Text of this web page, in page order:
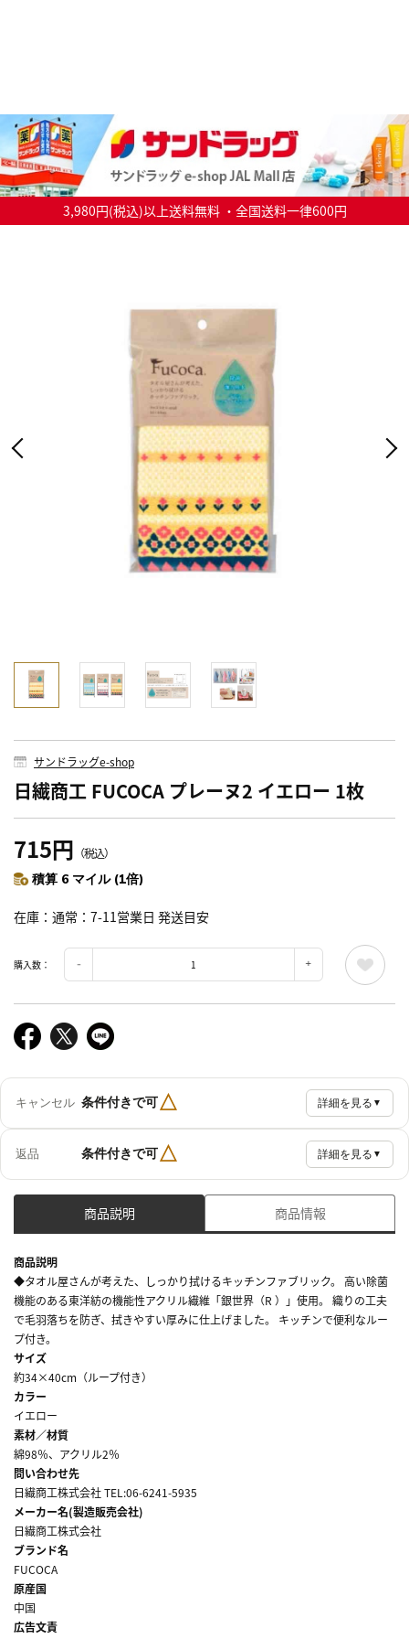
3,980円(税込)以上送料無料 ・全国送料一律600円
サンドラッグe-shop
日繊商工 FUCOCA プレーヌ2 イエロー 1枚
715円 （税込）
積算 6 マイル (1倍)
在庫 通常：7-11営業日 発送目安
購入数：
キャンセル 条件付きで可△ 詳細を見る ▼
返品 条件付きで可△ 詳細を見る ▼
商品説明 商品情報
商品説明
◆タオル屋さんが考えた、しっかり拭けるキッチンファブリック。 高い除菌
機能のある東洋紡の機能性アクリル繊維「銀世界（R ）」使用。 織りの工夫
で毛羽落ちを防ぎ、拭きやすい厚みに仕上げました。 キッチンで便利なルー
プ付き。
サイズ
約34×40cm（ループ付き）
カラー
イエロー
素材／材質
綿98％、アクリル2％
問い合わせ先
日繊商工株式会社 TEL:06-6241-5935
メーカー名(製造販売会社)
日繊商工株式会社
ブランド名
FUCOCA
原産国
中国
広告文責